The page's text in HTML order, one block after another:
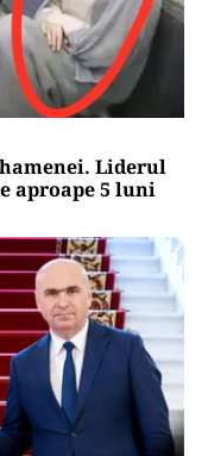
Liderul
aproape 5 luni